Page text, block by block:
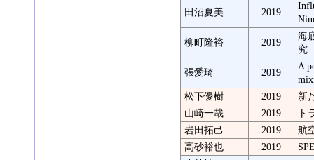
田沼夏美 2019
柳町隆裕 2019
海
究
張愛琦 2019
A
松下優樹
2019
新
山崎一哉
2019
ト
岩田拓己
2019
航
高砂裕也
2019